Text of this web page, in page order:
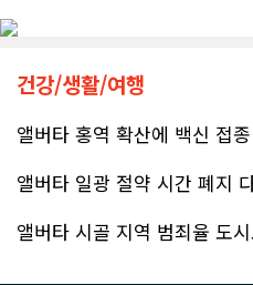
그동안 만났던 딜러분들은 차량을 판매하는 데 집중하시는 경우가 많았는데, 박문호 딜러님은 고객의 입장에서 무엇이 가장 좋은 선택
좋은 차를 구매할 수 있도록 끝까지 최선을 다해 주시고, 늘 친절하고 세심하게 도와주신 박문호 딜러님께 진심으로 감
저희 집은 사이드 도어가 없어 작업하시기 불편하셨을 텐데도 항상 밝은 모습으로 오셔서 성실하게 작업해 주셨습니다. 공사 중에도 진행 상
공사가 끝난 후에는 마무리 점검까지 꼼꼼하게 진행해 주시
무엇보다 작은 베이스먼트 공간을 밝고 깔끔하면서도 가족 모두가 편하게 사용할 수 있는 공간으로 완성해
베이스먼트 개발을 고민하시는 분들
건강/생활/여행